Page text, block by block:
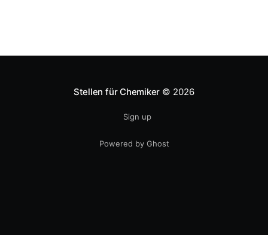
Stellen für Chemiker © 2026
Sign up
Powered by Ghost